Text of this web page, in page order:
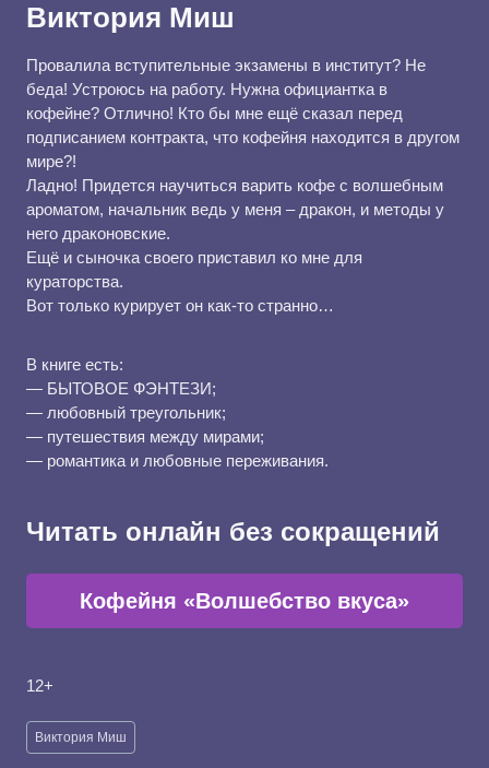
Виктория Миш
Провалила вступительные экзамены в институт? Не
беда! Устроюсь на работу. Нужна официантка в
кофейне? Отлично! Кто бы мне ещё сказал перед
подписанием контракта, что кофейня находится в другом
мире?!
Ладно! Придется научиться варить кофе с волшебным
ароматом, начальник ведь у меня – дракон, и методы у
него драконовские.
Ещё и сыночка своего приставил ко мне для
кураторства.
Вот только курирует он как-то странно…
В книге есть:
— БЫТОВОЕ ФЭНТЕЗИ;
— любовный треугольник;
— путешествия между мирами;
— романтика и любовные переживания.
Читать онлайн без сокращений
Кофейня «Волшебство вкуса»
12+
Метки
записи:
Виктория Миш